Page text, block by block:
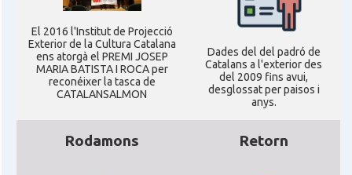
El 2016 l'Institut de Projecció
Exterior de la Cultura Catalana
ens atorgà el PREMI JOSEP
MARIA BATISTA I ROCA per
reconéixer la tasca de
CATALANSALMON
Dades del del padró de
Catalans a l'exterior des
del 2009 fins avui,
desglossat per paisos i
anys.
Rodamons Retorn